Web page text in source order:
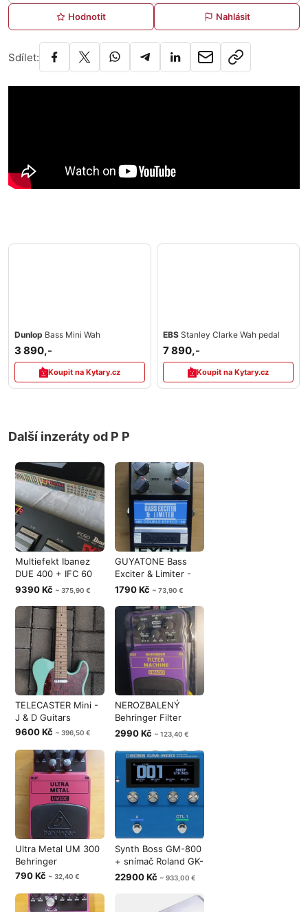
Hodnotit Nahlásit
Sdílet:
Dunlop Bass Mini Wah
3 890,-
Koupit na Kytary.cz
EBS Stanley Clarke Wah pedal
7 890,-
Koupit na Kytary.cz
Další inzeráty od P P
Multiefekt Ibanez
DUE 400 + IFC 60
Foot Contr
9390 Kč ~ 375,90 €
GUYATONE Bass
Exciter & Limiter -
Double effe
1790 Kč ~ 73,90 €
TELECASTER Mini -
J & D Guitars
9600 Kč ~ 396,50 €
NEROZBALENÝ
Behringer Filter
Machine FM600 -
2990 Kč ~ 123,40 €
Ultra Metal UM 300
Behringer
790 Kč ~ 32,40 €
Synth Boss GM-800
+ snímač Roland GK-
5B
22900 Kč ~ 933,00 €